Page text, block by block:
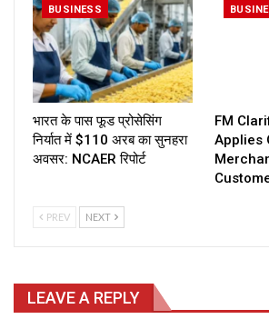
BUSINESS
भारत के पास फूड प्रोसेसिंग
निर्यात में $110 अरब का सुनहरा
अवसर: NCAER रिपोर्ट
FM
Applies
PREV NEXT
LEAVE A REPLY